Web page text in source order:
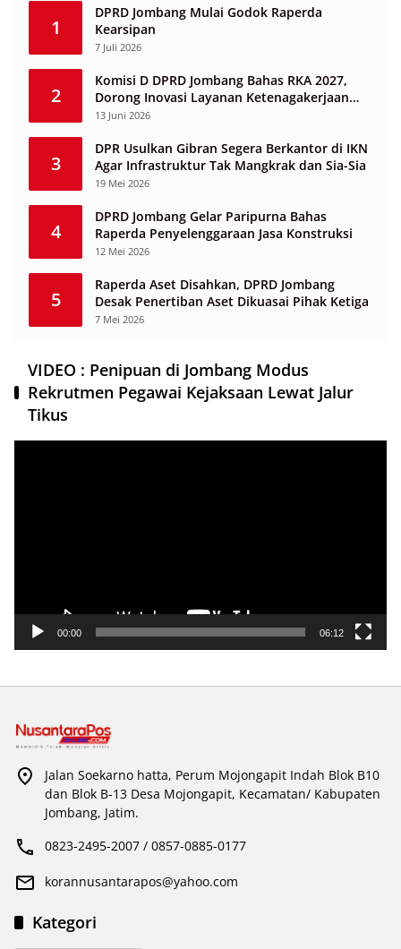
1
DPRD Jombang Mulai Godok Raperda
Kearsipan
7 Juli 2026
2
Komisi D DPRD Jombang Bahas RKA 2027,
Dorong Inovasi Layanan Ketenagakerjaan
Berbasis Desa
13 Juni 2026
3
DPR Usulkan Gibran Segera Berkantor di IKN
Agar Infrastruktur Tak Mangkrak dan Sia-Sia
19 Mei 2026
4
DPRD Jombang Gelar Paripurna Bahas
Raperda Penyelenggaraan Jasa Konstruksi
12 Mei 2026
5
Raperda Aset Disahkan, DPRD Jombang
Desak Penertiban Aset Dikuasai Pihak Ketiga
7 Mei 2026
VIDEO : Penipuan di Jombang Modus
Rekrutmen Pegawai Kejaksaan Lewat Jalur
Tikus
00:00 06:12
Jalan Soekarno hatta, Perum Mojongapit Indah Blok B10
dan Blok B-13 Desa Mojongapit, Kecamatan/ Kabupaten
Jombang, Jatim.
0823-2495-2007 / 0857-0885-0177
korannusantarapos@yahoo.com
Kategori